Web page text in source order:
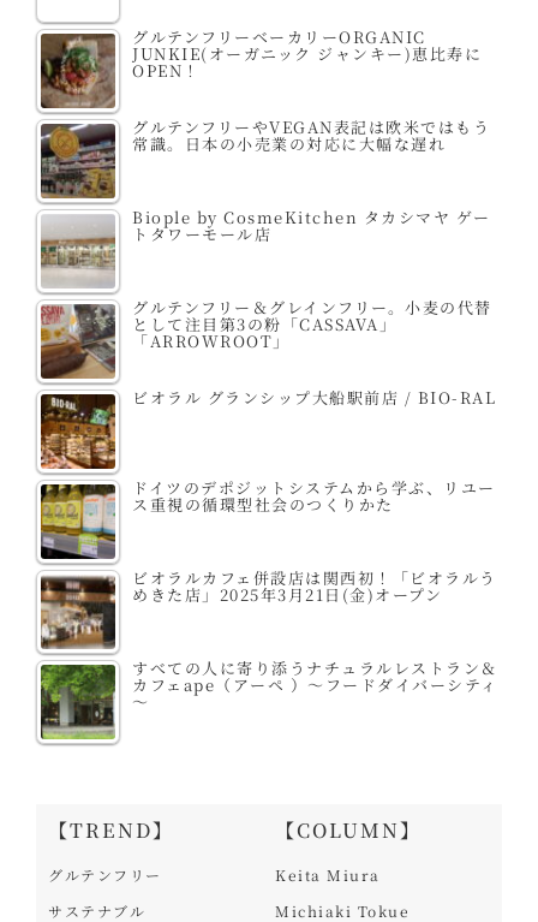
グルテンフリーベーカリーORGANIC
JUNKIE(オーガニック ジャンキー)恵比寿に
OPEN！
グルテンフリーやVEGAN表記は欧米ではもう
常識。日本の小売業の対応に大幅な遅れ
Biople by CosmeKitchen タカシマヤ ゲー
トタワーモール店
グルテンフリー＆グレインフリー。小麦の代替
として注目第3の粉「CASSAVA」
「ARROWROOT」
ビオラル グランシップ大船駅前店 / BIO-RAL
ドイツのデポジットシステムから学ぶ、リユー
ス重視の循環型社会のつくりかた
ビオラルカフェ併設店は関西初！「ビオラルう
めきた店」2025年3月21日(金)オープン
すべての人に寄り添うナチュラルレストラン＆
カフェape（アーペ ）～フードダイバーシティ
～
【TREND】
グルテンフリー
サステナブル
【COLUMN】
Keita Miura
Michiaki Tokue